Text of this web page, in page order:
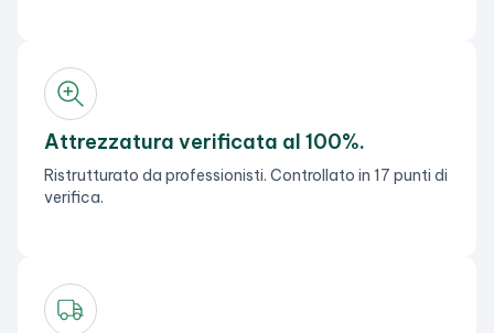
Attrezzatura verificata al 100%.
Ristrutturato da professionisti. Controllato in 17 punti di
verifica.